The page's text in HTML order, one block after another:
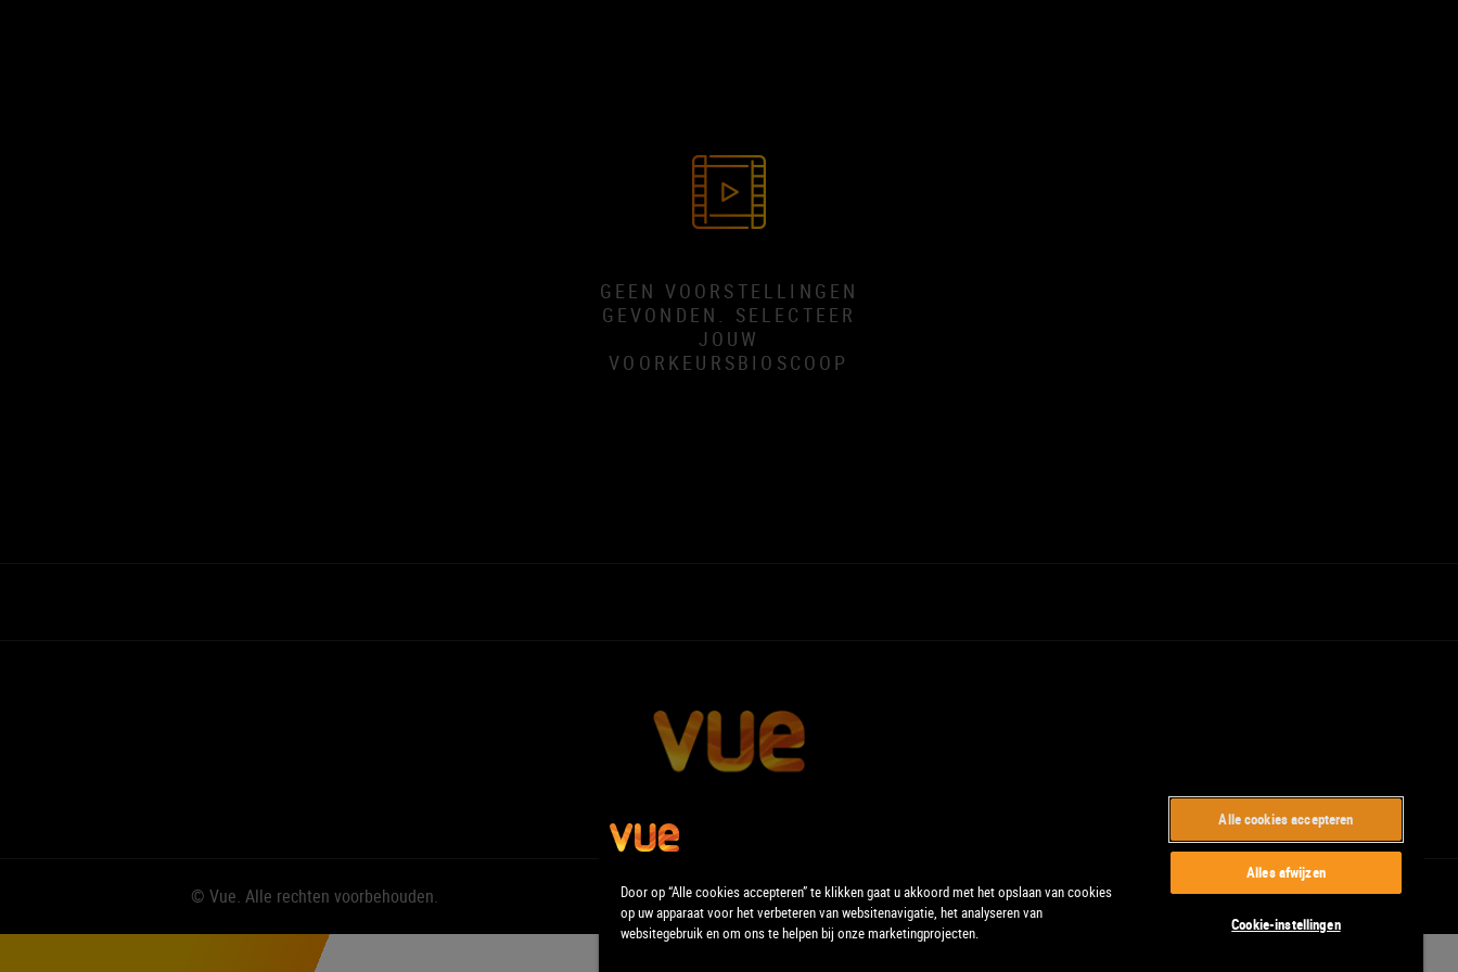
GEEN VOORSTELLINGEN
GEVONDEN. SELECTEER
JOUW
VOORKEURSBIOSCOOP
© Vue. Alle rechten voorbehouden.
Door op “Alle cookies accepteren” te klikken gaat u akkoord met het opslaan van cookies
op uw apparaat voor het verbeteren van websitenavigatie, het analyseren van
websitegebruik en om ons te helpen bij onze marketingprojecten.
Alle cookies accepteren
Alles afwijzen
Cookie-instellingen